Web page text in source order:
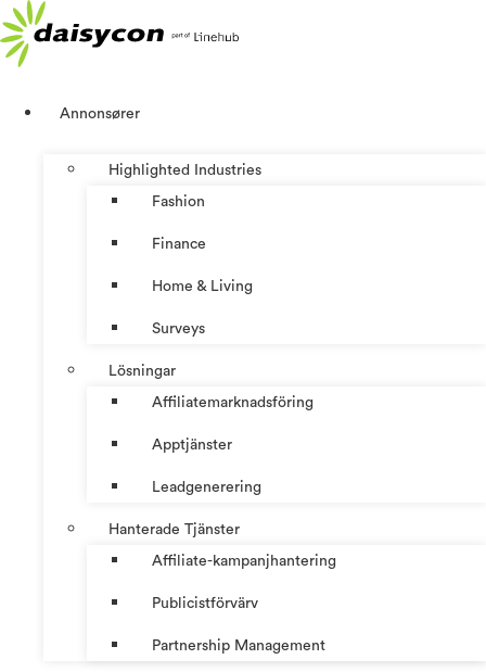
Hoppa
till
innehåll
Annonsører
Highlighted Industries
Fashion
Finance
Home & Living
Surveys
Lösningar
Affiliatemarknadsföring
Apptjänster
Leadgenerering
Hanterade Tjänster
Affiliate-kampanjhantering
Publicistförvärv
Partnership Management